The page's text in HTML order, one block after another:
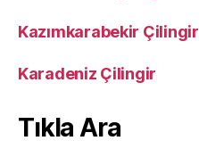
Kazımkarabekir Çilingir
Karadeniz Çilingir
Tıkla Ara